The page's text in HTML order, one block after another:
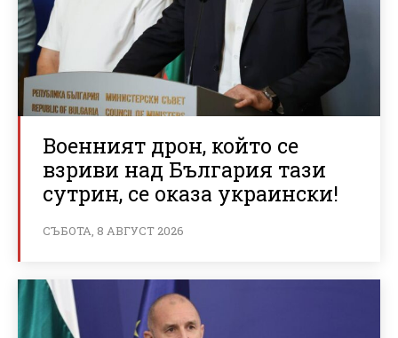
Военният дрон, който се
взриви над България тази
сутрин, се оказа украински!
СЪБОТА, 8 АВГУСТ 2026